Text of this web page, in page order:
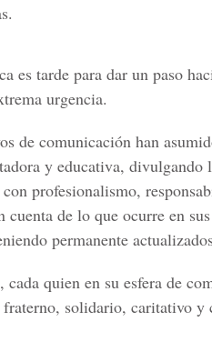
es tarde para dar un paso
urgencia.
de comunicación han
y educativa, divulgando
profesionalismo,
cuenta de lo que ocurre en
permanente
quien en su esfera de
solidario, caritativo y